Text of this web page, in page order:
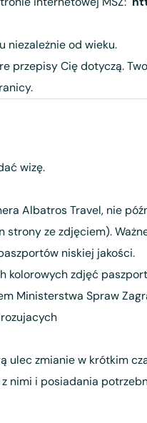
niezależnie od wieku.
przepisy Cię dotyczą.
wizę.
Albatros Travel, nie
ze zdjęciem).
niskiej jakości.
zdjęć
Ministerstwa Spraw
ulec zmianie w krótkim
nimi i posiadania